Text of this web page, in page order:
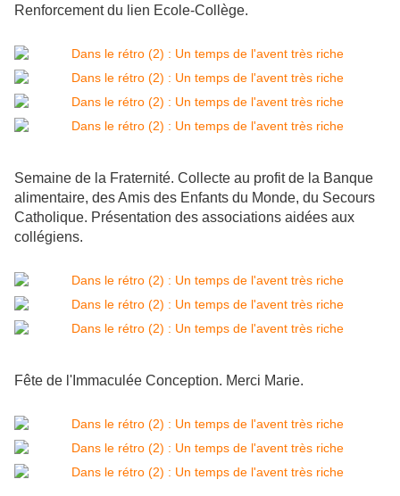
Renforcement du lien Ecole-Collège.
Semaine de la Fraternité. Collecte au profit de la Banque
alimentaire, des Amis des Enfants du Monde, du Secours
Catholique. Présentation des associations aidées aux
collégiens.
Fête de l'Immaculée Conception. Merci Marie.